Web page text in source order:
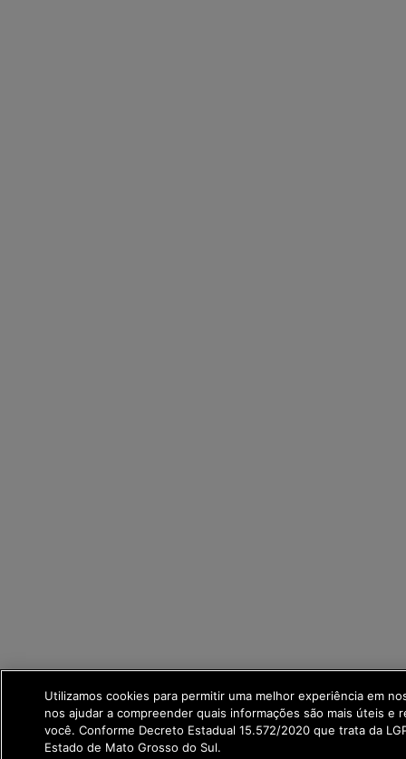
Utilizamos cookies para permitir uma melhor experiência em
nos ajudar a compreender quais informações são mais úteis e
você. Conforme Decreto Estadual 15.572/2020 que trata da
Estado de Mato Grosso do Sul.